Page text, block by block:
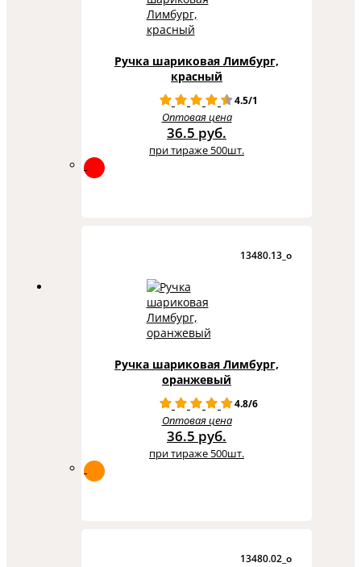
Ручка шариковая Лимбург,
красный
4.5/1
Оптовая цена
36.5 руб.
при тираже 500шт.
13480.13_o
Ручка шариковая Лимбург,
оранжевый
4.8/6
Оптовая цена
36.5 руб.
при тираже 500шт.
13480.02_o